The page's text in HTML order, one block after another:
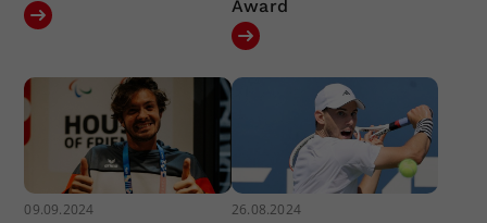
Award
09.09.2024 26.08.2024